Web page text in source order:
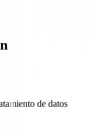
de datos